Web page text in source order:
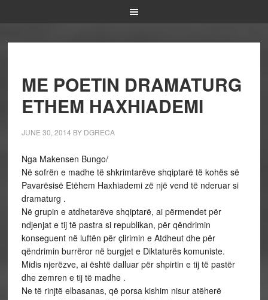
ME POETIN DRAMATURG
ETHEM HAXHIADEMI
JUNE 30, 2014 BY DGRECA
Nga Makensen Bungo/
Në sofrën e madhe të shkrimtarëve shqiptarë të kohës së
Pavarësisë Etëhem Haxhiademi zë një vend të nderuar si
dramaturg .
Në grupin e atdhetarëve shqiptarë, ai përmendet për
ndjenjat e tij të pastra si republikan, për qëndrimin
konseguent në luftën për çlirimin e Atdheut dhe për
qëndrimin burrëror në burgjet e Diktaturës komuniste.
Midis njerëzve, ai është dalluar për shpirtin e tij të pastër
dhe zemren e tij të madhe .
Ne të rinjtë elbasanas, që porsa kishim nisur atëherë